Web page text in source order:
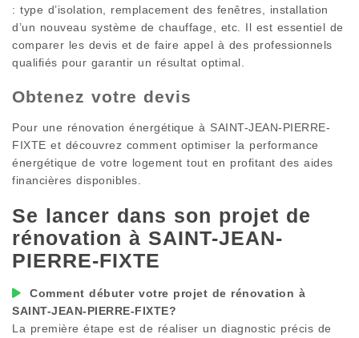
: type d’isolation, remplacement des fenêtres, installation
d’un nouveau système de chauffage, etc. Il est essentiel de
comparer les devis et de faire appel à des professionnels
qualifiés pour garantir un résultat optimal.
Obtenez votre devis
Pour une rénovation énergétique à SAINT-JEAN-PIERRE-
FIXTE et découvrez comment optimiser la performance
énergétique de votre logement tout en profitant des aides
financières disponibles.
Se lancer dans son projet de
rénovation à SAINT-JEAN-
PIERRE-FIXTE
Comment débuter votre projet de rénovation à
SAINT-JEAN-PIERRE-FIXTE?
La première étape est de réaliser un diagnostic précis de